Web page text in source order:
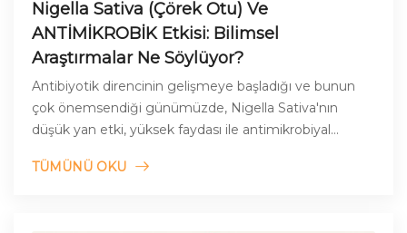
Nigella Sativa (Çörek Otu) Ve
ANTİMİKROBİK Etkisi: Bilimsel
Araştırmalar Ne Söylüyor?
Antibiyotik direncinin gelişmeye başladığı ve bunun
çok önemsendiği günümüzde, Nigella Sativa'nın
düşük yan etki, yüksek faydası ile antimikrobiyal
TÜMÜNÜ OKU